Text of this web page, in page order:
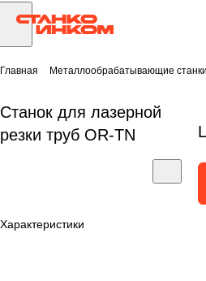
Главная Металлообрабатывающие
Станок для лазерной
резки труб OR-TN
Характеристики